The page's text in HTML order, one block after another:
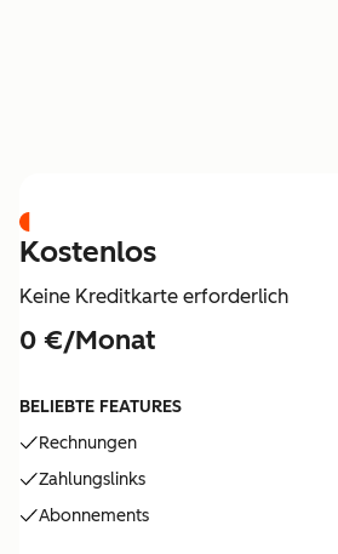
Kostenlos
Keine Kreditkarte erforderlich
0 €/Monat
BELIEBTE FEATURES
Rechnungen
Zahlungslinks
Abonnements